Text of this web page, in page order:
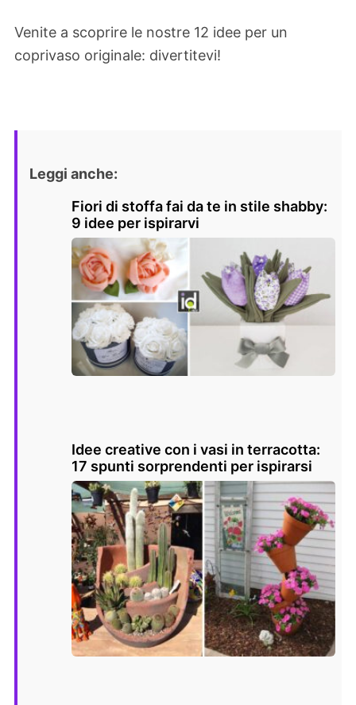
Venite a scoprire le nostre 12 idee per un
coprivaso originale: divertitevi!
Leggi anche:
Fiori di stoffa fai da te in stile shabby:
9 idee per ispirarvi
Idee creative con i vasi in terracotta:
17 spunti sorprendenti per ispirarsi